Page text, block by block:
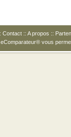
Contact :: A propos ::
vous